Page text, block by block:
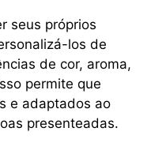
seus próprios
los de
de cor, aroma,
permite que
e adaptados ao
presenteadas.